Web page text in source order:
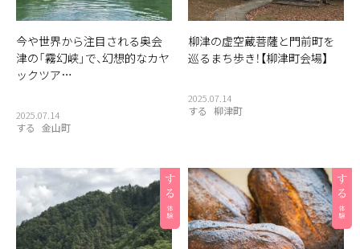
今や世界から注目される奥会
津の「霧幻峡」で、幻想的なカヤ
ックツア…
2025.07.14
する 金山町
柳津の虚空蔵菩薩と門前町を
巡るまち歩き！【柳津町会場】
2025.07.14
する 柳津町